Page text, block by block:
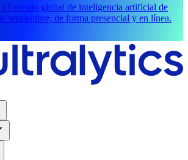
El evento global de inteligencia artificial de
septiembre, de forma presencial y en línea.